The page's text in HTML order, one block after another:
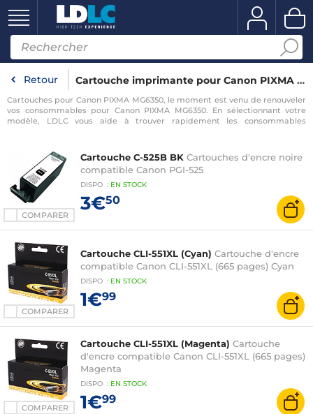
Retour Cartouche imprimante pour Canon PIXMA MG6350
Cartouches pour Canon PIXMA MG6350, le moment est venu de renouveler
vos consommables pour Canon PIXMA MG6350. En sélectionnant votre
modèle, LDLC vous aide à trouver rapidement les consommables
COMPARER
Cartouche C-525B BK Cartouches d'encre noire
compatible Canon PGI-525
DISPO : EN STOCK
3€50
COMPARER
Cartouche CLI-551XL (Cyan) Cartouche d'encre
compatible Canon CLI-551XL (665 pages) Cyan
DISPO : EN STOCK
1€99
COMPARER
Cartouche CLI-551XL (Magenta) Cartouche
d'encre compatible Canon CLI-551XL (665 pages)
Magenta
DISPO : EN STOCK
1€99